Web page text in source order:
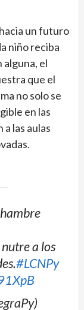
un futuro
niño reciba
alguna, el
que el
no solo se
en las
las aulas
a los
#LCNPy